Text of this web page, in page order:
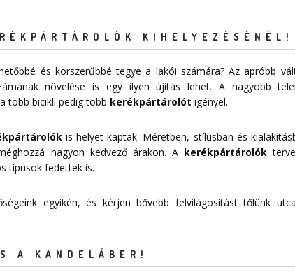
KIHELYEZÉSÉNÉL!
és korszerűbbé tegye a lakói számára? Az apróbb
növelése is egy ilyen újítás lehet. A nagyobb
több bicikli pedig több kerékpártárolót igényel.
is helyet kaptak. Méretben, stílusban és
nagyon kedvező árakon. A kerékpártárolók
típusok fedettek is.
egyikén, és kérjen bővebb felvilágosítást tőlünk
A KANDELÁBER!